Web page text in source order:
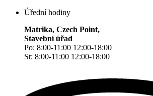
Úřední hodiny
Matrika, Czech Point,
Stavební úřad
Po: 8:00-11:00 12:00-18:00
St: 8:00-11:00 12:00-18:00